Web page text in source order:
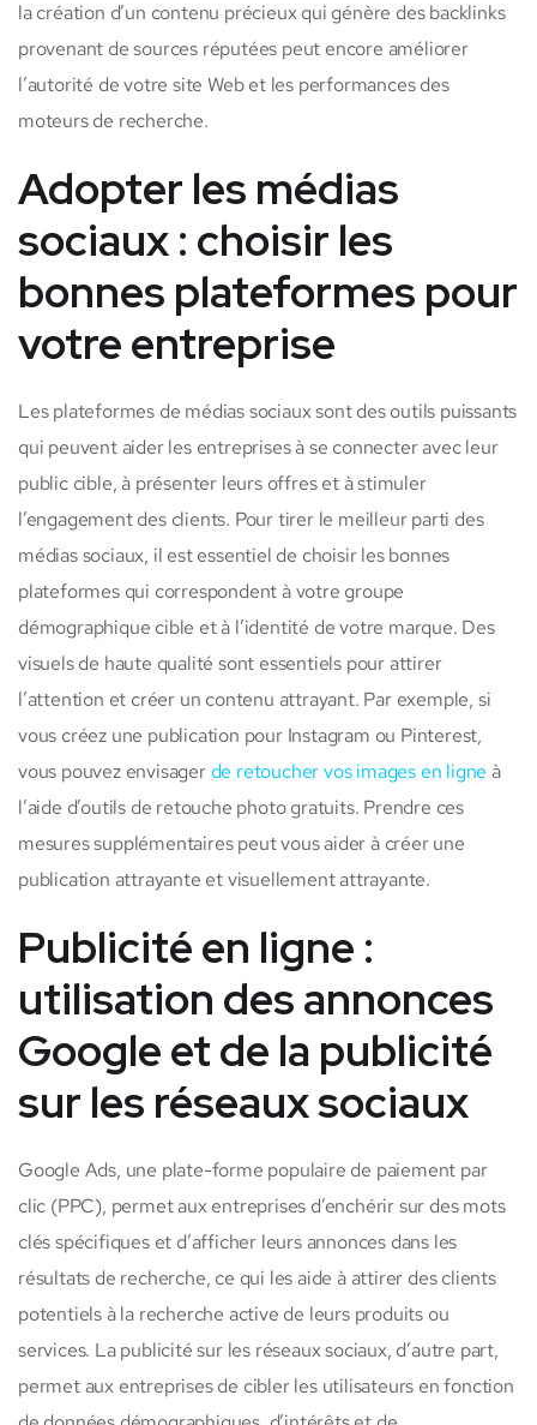
la création d’un contenu précieux qui génère des backlinks
provenant de sources réputées peut encore améliorer
l’autorité de votre site Web et les performances des
moteurs de recherche.
Adopter les médias
sociaux : choisir les
bonnes plateformes pour
votre entreprise
Les plateformes de médias sociaux sont des outils puissants
qui peuvent aider les entreprises à se connecter avec leur
public cible, à présenter leurs offres et à stimuler
l’engagement des clients. Pour tirer le meilleur parti des
médias sociaux, il est essentiel de choisir les bonnes
plateformes qui correspondent à votre groupe
démographique cible et à l’identité de votre marque. Des
visuels de haute qualité sont essentiels pour attirer
l’attention et créer un contenu attrayant. Par exemple, si
vous créez une publication pour Instagram ou Pinterest,
vous pouvez envisagerde retoucher vos images en ligne à
l’aide d’outils de retouche photo gratuits. Prendre ces
mesures supplémentaires peut vous aider à créer une
publication attrayante et visuellement attrayante.
Publicité en ligne :
utilisation des annonces
Google et de la publicité
sur les réseaux sociaux
Google Ads, une plate-forme populaire de paiement par
clic (PPC), permet aux entreprises d’enchérir sur des mots
clés spécifiques et d’afficher leurs annonces dans les
résultats de recherche, ce qui les aide à attirer des clients
potentiels à la recherche active de leurs produits ou
services. La publicité sur les réseaux sociaux, d’autre part,
permet aux entreprises de cibler les utilisateurs en fonction